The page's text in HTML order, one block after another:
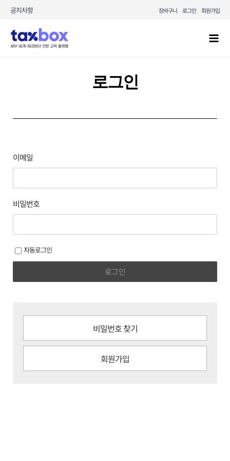
콘텐츠로
공지사항 장바구니 로그인 회원가입
로그인
이메일
비밀번호
자동로그인
로그인
비밀번호 찾기
회원가입